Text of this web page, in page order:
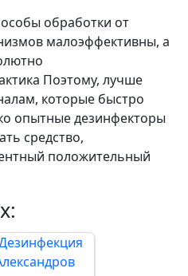
обработки от
малоэффективны, а
Поэтому, лучше
которые быстро
опытные дезинфекторы
средство,
положительный